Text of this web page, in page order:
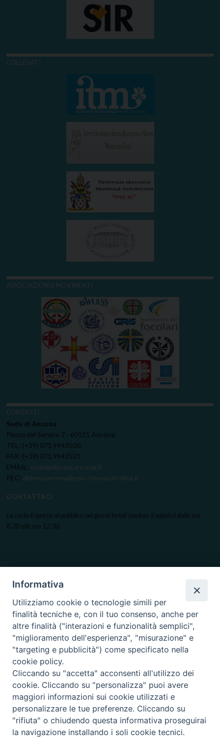
COLLEGATI
ASSOCIAZIONI E MOVIMENTI
CONTATTI
Sede di Ancona
Piazza del Senato 7 - 60121 Ancona
TEL: (+39) 071.9943500
FAX: (+39) 071.9943521
EMAIL: curia@diocesi.ancona.it
PEC: diocesi.ancona@pec.chiesacattolica.it
CONTATTACI
La curia è aperta al pubblico nei giorni feriali (escluso il sabato) dalle ore
8.30 alle ore 12.30.
Copyright © 2019. Arcidiocesi di Ancona-Osimo.All Rights Reserved.
Informativa
Utilizziamo cookie o tecnologie simili per
finalità tecniche e, con il tuo consenso, anche per
altre finalità ("interazioni e funzionalità semplici",
"miglioramento dell'esperienza", "misurazione" e
"targeting e pubblicità") come specificato nella
cookie policy.
Cliccando su "accetta" acconsenti all'utilizzo dei
cookie. Cliccando su "personalizza" puoi avere
maggiori informazioni sui cookie utilizzati e
personalizzare le tue preferenze. Cliccando su
"rifiuta" o chiudendo questa informativa proseguirai
la navigazione installando i soli cookie tecnici.